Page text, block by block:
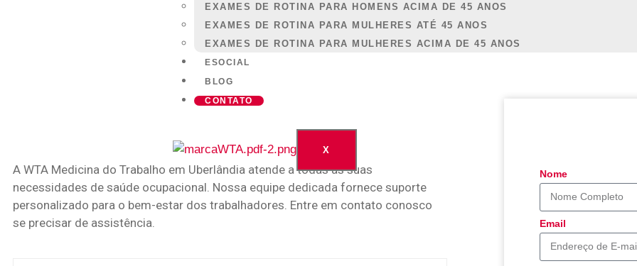
EXAMES DE ROTINA PARA HOMENS ACIMA DE 45 ANOS
EXAMES DE ROTINA PARA MULHERES ATÉ 45 ANOS
EXAMES DE ROTINA PARA MULHERES ACIMA DE 45 ANOS
ESOCIAL
BLOG
CONTATO
X
A WTA Medicina do Trabalho em Uberlândia atende a todas as suas
necessidades de saúde ocupacional. Nossa equipe dedicada fornece suporte
personalizado para o bem-estar dos trabalhadores. Entre em contato conosco
se precisar de assistência.
Nome
Email